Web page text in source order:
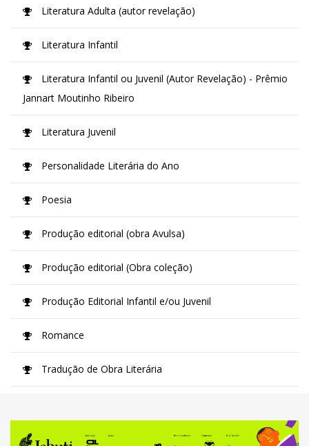
Literatura Adulta (autor revelação)
Literatura Infantil
Literatura Infantil ou Juvenil (Autor Revelação) - Prêmio
Jannart Moutinho Ribeiro
Literatura Juvenil
Personalidade Literária do Ano
Poesia
Produção editorial (obra Avulsa)
Produção editorial (Obra coleção)
Produção Editorial Infantil e/ou Juvenil
Romance
Tradução de Obra Literária